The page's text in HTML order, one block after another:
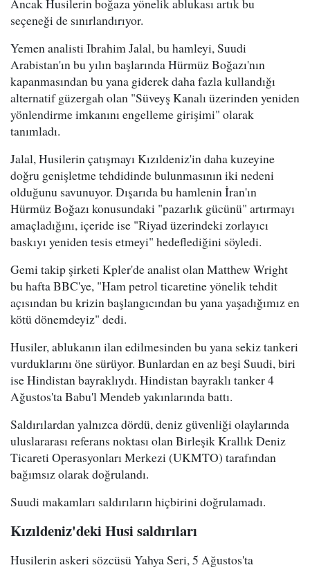
seçeneği de sınırlandırıyor.
Yemen analisti Ibrahim Jalal, bu hamleyi, Suudi
Arabistan'ın bu yılın başlarında Hürmüz Boğazı'nın
kapanmasından bu yana giderek daha fazla kullandığı
alternatif güzergah olan "Süveyş Kanalı üzerinden yeniden
yönlendirme imkanını engelleme girişimi" olarak
tanımladı.
Jalal, Husilerin çatışmayı Kızıldeniz'in daha kuzeyine
doğru genişletme tehdidinde bulunmasının iki nedeni
olduğunu savunuyor. Dışarıda bu hamlenin İran'ın
Hürmüz Boğazı konusundaki "pazarlık gücünü" artırmayı
amaçladığını, içeride ise "Riyad üzerindeki zorlayıcı
baskıyı yeniden tesis etmeyi" hedeflediğini söyledi.
Gemi takip şirketi Kpler'de analist olan Matthew Wright
bu hafta BBC'ye, "Ham petrol ticaretine yönelik tehdit
açısından bu krizin başlangıcından bu yana yaşadığımız en
kötü dönemdeyiz" dedi.
Husiler, ablukanın ilan edilmesinden bu yana sekiz tankeri
vurduklarını öne sürüyor. Bunlardan en az beşi Suudi, biri
ise Hindistan bayraklıydı. Hindistan bayraklı tanker 4
Ağustos'ta Babu'l Mendeb yakınlarında battı.
Saldırılardan yalnızca dördü, deniz güvenliği olaylarında
uluslararası referans noktası olan Birleşik Krallık Deniz
Ticareti Operasyonları Merkezi (UKMTO) tarafından
bağımsız olarak doğrulandı.
Suudi makamları saldırıların hiçbirini doğrulamadı.
Kızıldeniz'deki Husi saldırıları
Husilerin askeri sözcüsü Yahya Seri, 5 Ağustos'ta